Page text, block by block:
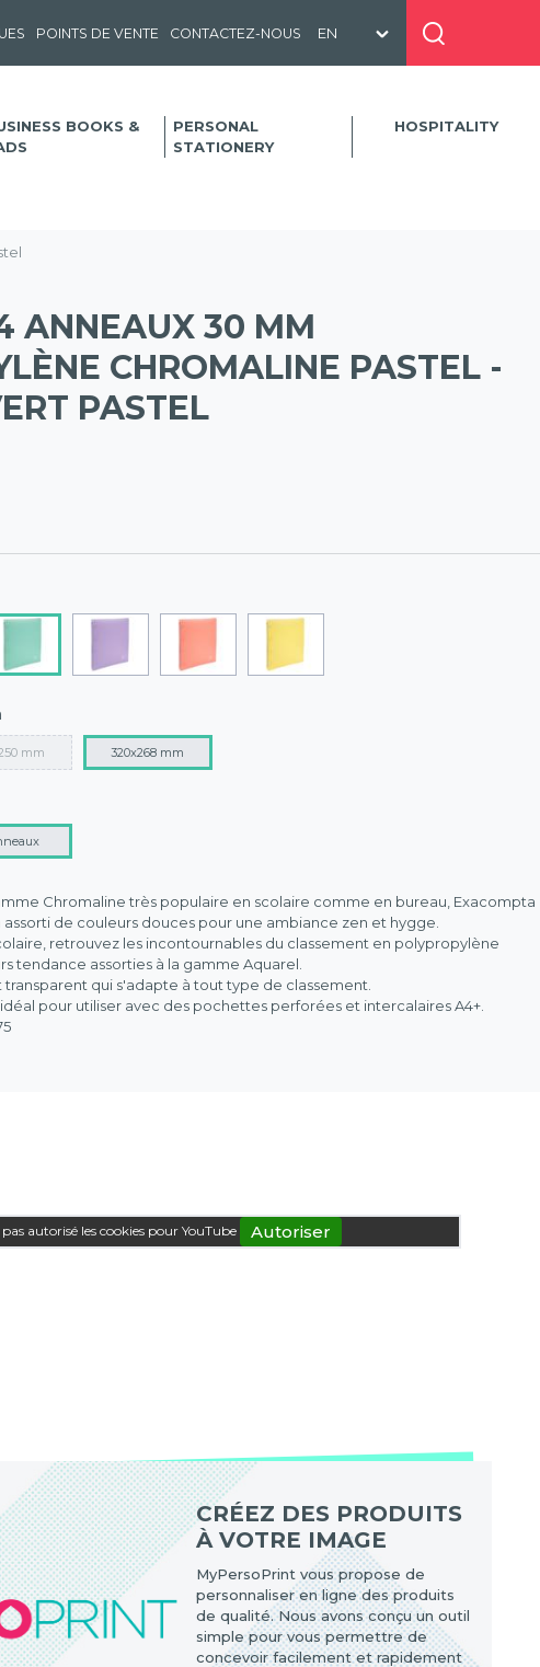
POINTS DE VENTE CONTACTEZ-NOUS
BOOKS &
PERSONAL
STATIONERY
HOSPITALITY
ANNEAUX 30 MM
CHROMALINE PASTEL -
PASTEL
mm 320x268 mm
Chromaline très populaire en scolaire comme en bureau, Exacompta
de couleurs douces pour une ambiance zen et hygge.
retrouvez les incontournables du classement en polypropylène
tendance assorties à la gamme Aquarel.
qui s'adapte à tout type de classement.
pour utiliser avec des pochettes perforées et intercalaires A4+.
autorisé les cookies pour YouTube Autoriser
CRÉEZ DES PRODUITS
À VOTRE IMAGE
MyPersoPrint vous propose de
personnaliser en ligne des produits
de qualité. Nous avons conçu un outil
simple pour vous permettre de
concevoir facilement et rapidement